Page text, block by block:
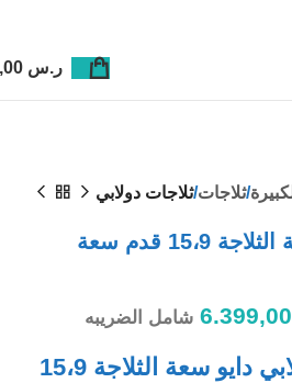
ر.س
ثلاجات ثلاجات دولابي
ثلاجة دولابي دايو سعة الثلاجة 15،9 قدم سعة
شامل الضريبه
مواصفات ثلاجة دولابي دايو سعة الثلاجة 15،9